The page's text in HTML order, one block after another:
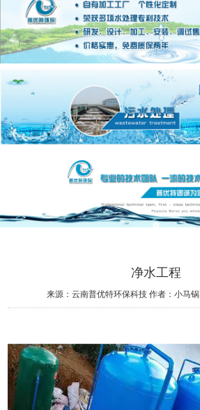
净水工程
来源：云南普优特环保科技 作者：小马锅